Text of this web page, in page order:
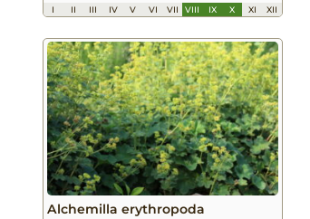
I II III IV V VI VII VIII IX X XI XII
Alchemilla erythropoda